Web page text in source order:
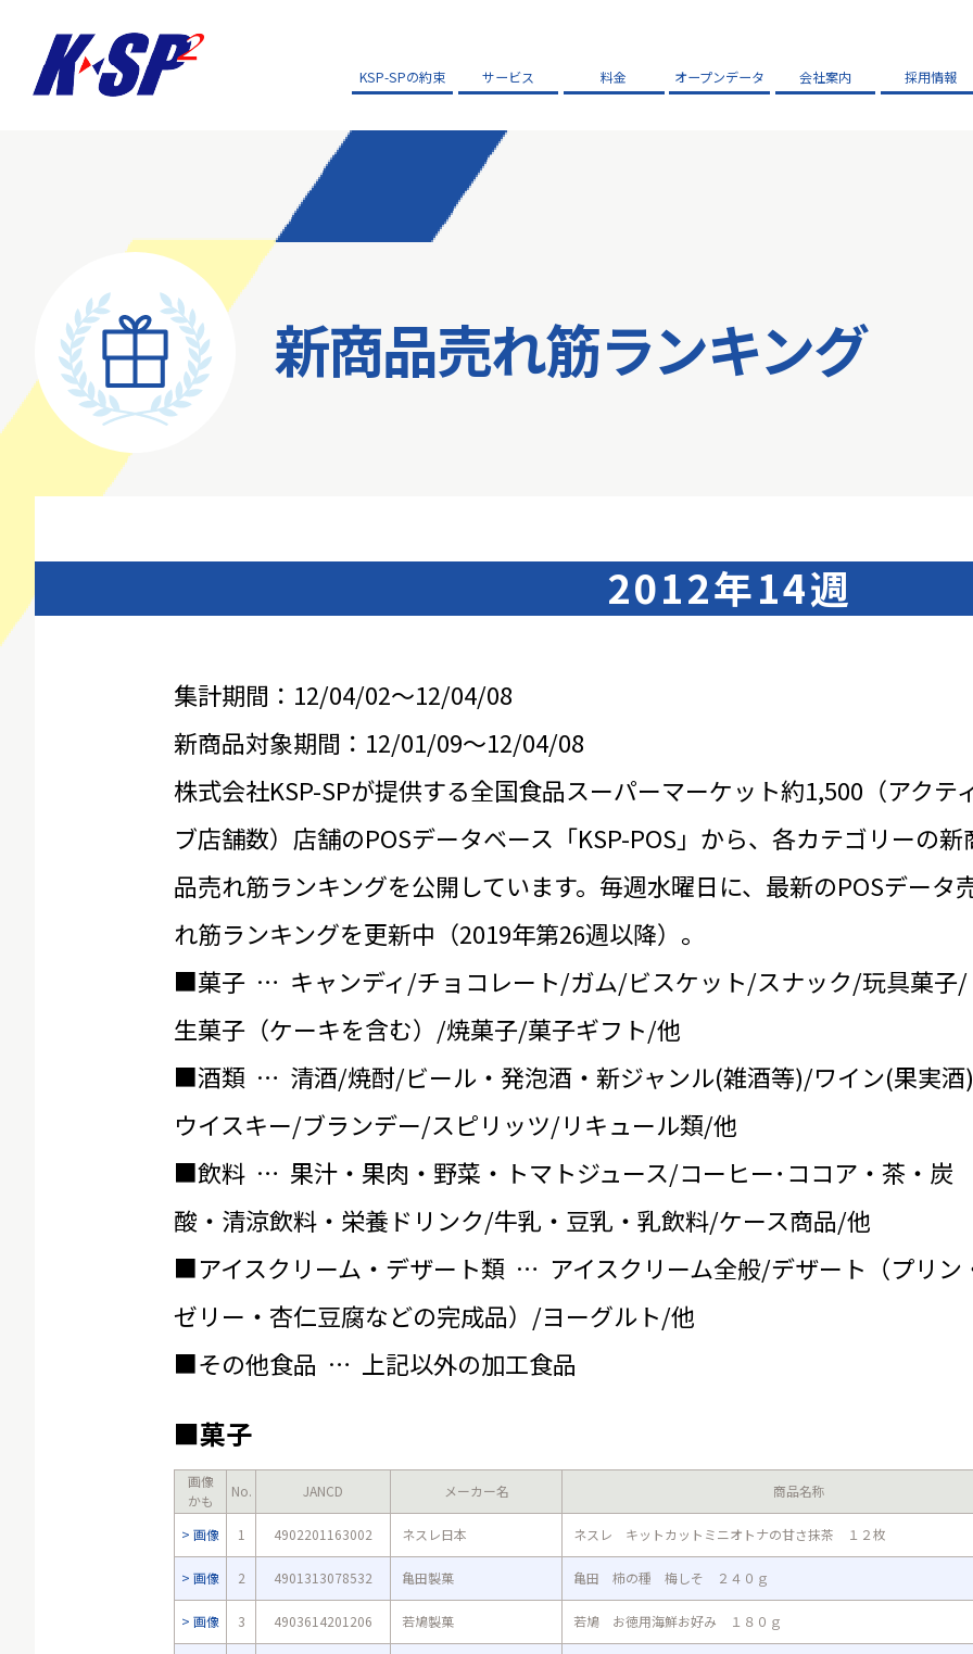
KSP-SPの約束 サービス 料金 オープンデータ 会社案内 採用情報
新商品売れ筋ランキング
2012年14週
集計期間：12/04/02～12/04/08
新商品対象期間：12/01/09～12/04/08
株式会社KSP-SPが提供する全国食品スーパーマーケット約1,500（アクテ
ブ店舗数）店舗のPOSデータベース「KSP-POS」から、各カテゴリーの新
品売れ筋ランキングを公開しています。毎週水曜日に、最新のPOSデータ
れ筋ランキングを更新中（2019年第26週以降）。
■菓子 … キャンディ/チョコレート/ガム/ビスケット/スナック/玩具菓子/
生菓子（ケーキを含む）/焼菓子/菓子ギフト/他
■酒類 … 清酒/焼酎/ビール・発泡酒・新ジャンル(雑酒等)/ワイン(果実
ウイスキー/ブランデー/スピリッツ/リキュール類/他
■飲料 … 果汁・果肉・野菜・トマトジュース/コーヒー･ココア・茶・炭
酸・清涼飲料・栄養ドリンク/牛乳・豆乳・乳飲料/ケース商品/他
■アイスクリーム・デザート類 … アイスクリーム全般/デザート（プリン
ゼリー・杏仁豆腐などの完成品）/ヨーグルト/他
■その他食品 … 上記以外の加工食品
■菓子
画像
かも
No. JANCD メーカー名 商品名称
画像 1 4902201163002 ネスレ日本 ネスレ キットカットミニオトナの甘さ抹茶 １２枚
画像 2 4901313078532 亀田製菓 亀田 柿の種 梅しそ ２４０ｇ
画像 3 4903614201206 若鳩製菓 若鳩 お徳用海鮮お好み １８０ｇ